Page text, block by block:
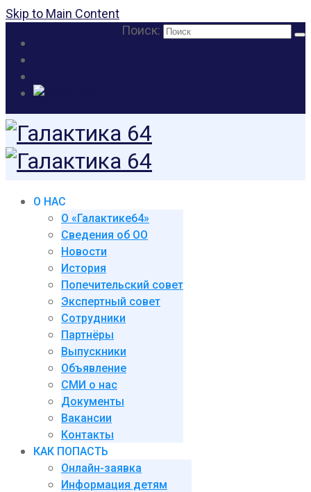
Skip to Main Content
Поиск:
О НАС
О «Галактике64»
Сведения об ОО
Новости
История
Попечительский совет
Экспертный совет
Сотрудники
Партнёры
Выпускники
Объявление
СМИ о нас
Документы
Вакансии
Контакты
КАК ПОПАСТЬ
Онлайн-заявка
Информация детям